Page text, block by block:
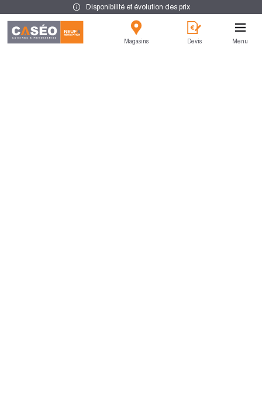
Disponibilité et évolution des prix
Magasins Devis Menu